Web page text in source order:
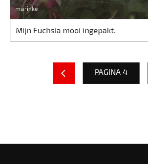
marinke
Mijn Fuchsia mooi ingepakt.
PAGINA 4